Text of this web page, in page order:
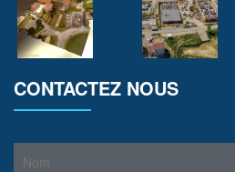
CONTACTEZ NOUS